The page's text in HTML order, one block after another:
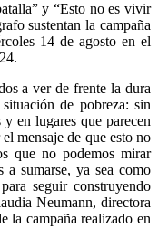
y “Esto no es vivir
sustentan la campaña
14 de agosto en el
a ver de frente la dura
de pobreza: sin
en lugares que parecen
mensaje de que esto no
que no podemos mirar
a sumarse, ya sea como
seguir construyendo
Neumann, directora
la campaña realizado en